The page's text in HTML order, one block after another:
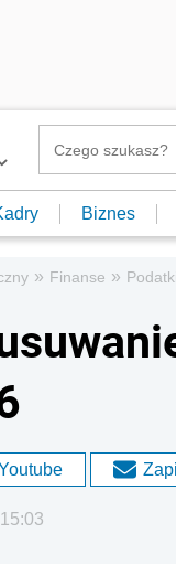
Biznes
» Finanse »